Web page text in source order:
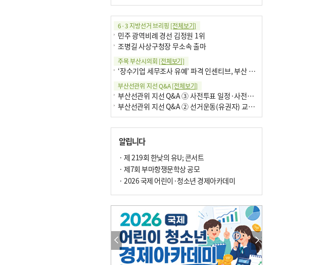
6·3 지방선거 브리핑 [전체보기]
민주 광역비례 경선 김정원 1위
조병길 사상구청장 무소속 출마
주목 부산시의회 [전체보기]
‘장수기업 세무조사 유예’ 파격 인센티브, 부산 유출 막을까
부산선관위 지선 Q&A[전체보기]
부산선관위 지선 Q&A ③ 사전투표 일정·사전투표함 보관
부산선관위 지선 Q&A ② 선거운동(유권자) 교육감투표용지
알립니다
· 제 219회 한낮의 유U; 콘서트
· 제7회 부마항쟁문학상 공모
· 2026 국제 어린이·청소년 경제아카데미